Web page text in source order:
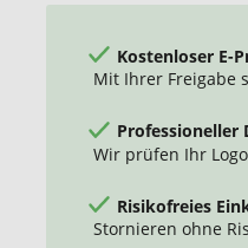
Kostenloser E-
Mit Ihrer Freigabe
Professioneller
Wir prüfen Ihr
Risikofreies
Stornieren ohne